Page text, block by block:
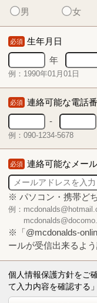
男
女
必須 生年月日
年
例：1990年01月01日
必須 連絡可能な電話
-
例：090-1234-5678
必須 連絡可能なメー
※ パソコン・携帯ど
例：
※「@mcdonalds-
ールが受信出来るよ
個人情報保護方針をご
て入力内容を確認する